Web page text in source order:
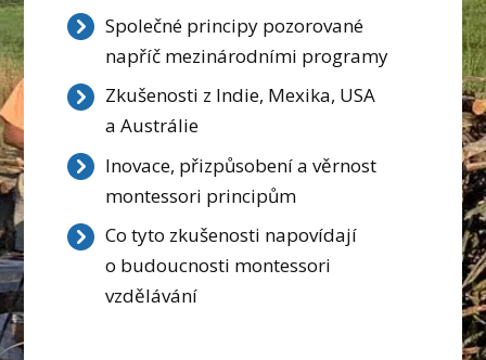
Společné principy pozorované
napříč mezinárodními programy
Zkušenosti z Indie, Mexika, USA
a Austrálie
Inovace, přizpůsobení a věrnost
montessori principům
Co tyto zkušenosti napovídají
o budoucnosti montessori
vzdělávání